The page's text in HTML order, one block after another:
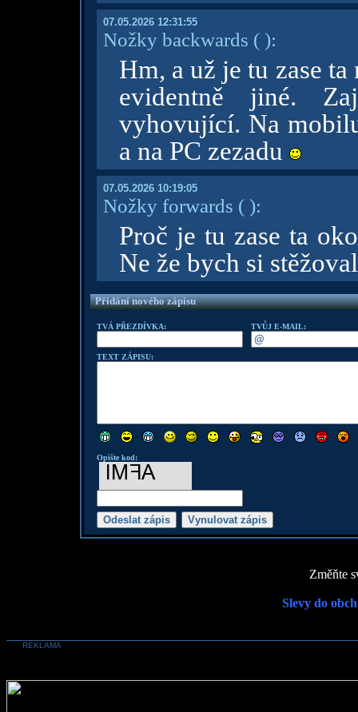
07.05.2026 12:31:55
Nožky backwards ( ):
Hm, a už je tu zase
evidentně jiné.
vyhovující. Na
a na PC zezadu
07.05.2026 10:19:05
Nožky forwards ( ):
Proč je tu zase ta
Ne že bych si
Přidání nového zápisu
TVÁ PŘEZDÍVKA: TVŮJ E-MAIL:
TEXT ZÁPISU:
Opište kod:
Změňte
Slevy do
REKLAMA